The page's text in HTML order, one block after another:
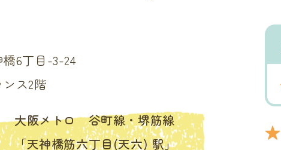
★
6丁目-3-24
ス2階
大阪メトロ 谷町線・堺筋線
「天神橋筋六丁目(天六) 駅」